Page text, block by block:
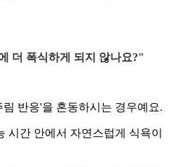
더 폭식하게 되지 않나요?"
반응'을 혼동하시는 경우예요.
시간 안에서 자연스럽게 식욕이